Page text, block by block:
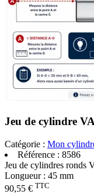
Jeu de cylindre
Catégorie : Mon
Référence : 8586
Jeu de cylindres ronds
Longueur : 45 mm
90,55 € TTC